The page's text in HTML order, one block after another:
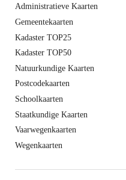
Administratieve Kaarten
Gemeentekaarten
Kadaster TOP25
Kadaster TOP50
Natuurkundige Kaarten
Postcodekaarten
Schoolkaarten
Staatkundige Kaarten
Vaarwegenkaarten
Wegenkaarten